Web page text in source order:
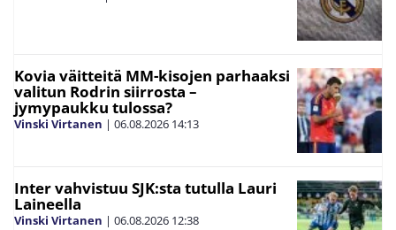
Kovia väitteitä MM-kisojen parhaaksi
valitun Rodrin siirrosta –
jymypaukku tulossa?
Vinski Virtanen | 06.08.2026 14:13
Inter vahvistuu SJK:sta tutulla Lauri
Laineella
Vinski Virtanen | 06.08.2026 12:38